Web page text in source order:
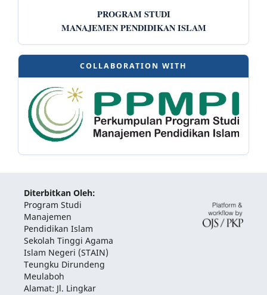
PROGRAM STUDI
MANAJEMEN PENDIDIKAN ISLAM
COLLABORATION WITH
Diterbitkan Oleh:
Program Studi
Manajemen
Pendidikan Islam
Sekolah Tinggi Agama
Islam Negeri (STAIN)
Teungku Dirundeng
Meulaboh
Alamat: Jl. Lingkar